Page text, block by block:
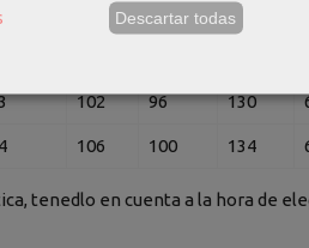
88 122
102 96 130
106 100 134
tenedlo en cuenta a la hora de
Descartar todas